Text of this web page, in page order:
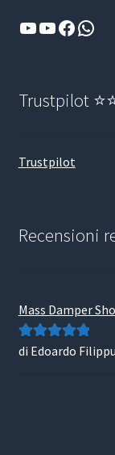
YouTube
YouTube
Trustpilot
Trustpilot
Recensioni
Mass Damper
Valutato5su
di Edoardo